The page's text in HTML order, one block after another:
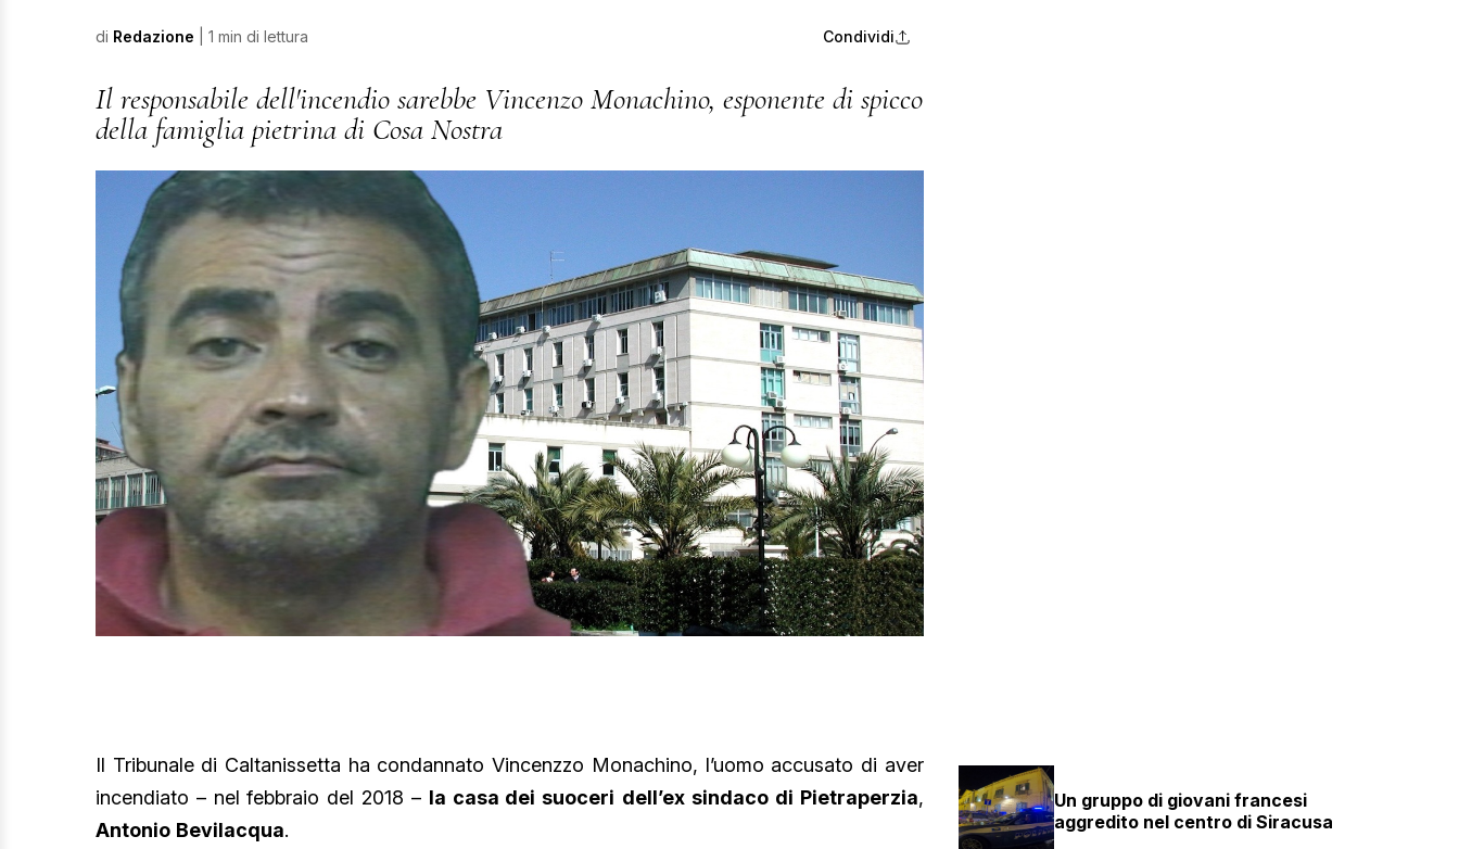
di Redazione | 1 min di lettura Condividi
Il responsabile dell'incendio sarebbe Vincenzo Monachino, esponente di spicco
della famiglia pietrina di Cosa Nostra
Il Tribunale di Caltanissetta ha condannato Vincenzzo Monachino, l’uomo accusato di aver
incendiato – nel febbraio del 2018 – la casa dei suoceri dell’ex sindaco di Pietraperzia,
Antonio Bevilacqua.
Un gruppo di giovani francesi
aggredito nel centro di Siracusa